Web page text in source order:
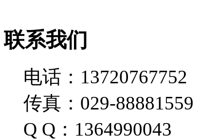
联系我们
电话：13720767752
传真：029-88881559
Q Q：1364990043